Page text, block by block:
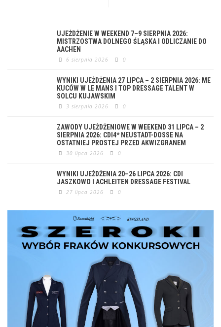
UJEŻDŻENIE W WEEKEND 7–9 SIERPNIA 2026:
MISTRZOSTWA DOLNEGO ŚLĄSKA I ODLICZANIE DO
AACHEN
6 sierpnia 2026 0
WYNIKI UJEŻDŻENIA 27 LIPCA – 2 SIERPNIA 2026: ME
KUCÓW W LE MANS I TOP DRESSAGE TALENT W
SOLCU KUJAWSKIM
3 sierpnia 2026 0
ZAWODY UJEŻDŻENIOWE W WEEKEND 31 LIPCA – 2
SIERPNIA 2026: CDI4* NEUSTADT-DOSSE NA
OSTATNIEJ PROSTEJ PRZED AKWIZGRANEM
30 lipca 2026 0
WYNIKI UJEŻDŻENIA 20–26 LIPCA 2026: CDI
JASZKOWO I ACHLEITEN DRESSAGE FESTIVAL
27 lipca 2026 0